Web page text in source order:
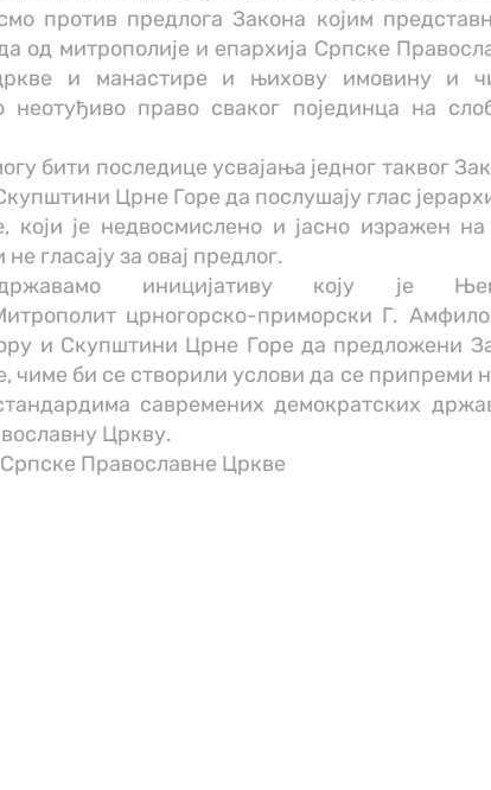
против предлога Закона којим
од митрополије и епархија Српске
и манастире и њихову имовину и
право сваког појединца на
бити последице усвајања једног таквог
Црне Горе да послушају глас
који је недвосмислено и јасно изражен
гласају за овај предлог.
иницијативу коју је
црногорско-приморски Г.
и Скупштини Црне Горе да предложени
чиме би се створили услови да се припреми
савремених демократских
Цркву.
Православне Цркве